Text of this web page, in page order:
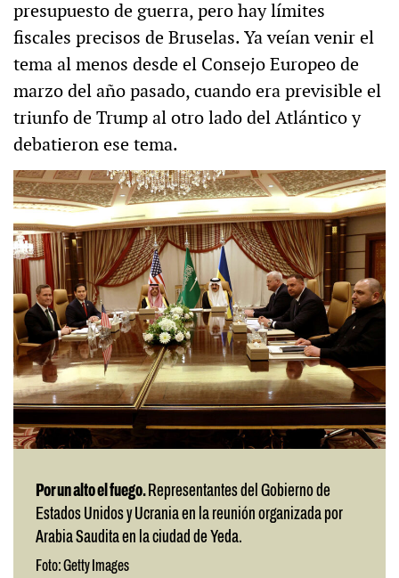
presupuesto de guerra, pero hay límites
fiscales precisos de Bruselas. Ya veían venir el
tema al menos desde el Consejo Europeo de
marzo del año pasado, cuando era previsible el
triunfo de Trump al otro lado del Atlántico y
debatieron ese tema.
Por un alto el fuego. Representantes del Gobierno de
Estados Unidos y Ucrania en la reunión organizada por
Arabia Saudita en la ciudad de Yeda.
Foto: Getty Images